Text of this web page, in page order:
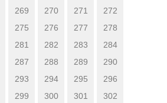
269 270 271
272
275 276 277
278
281 282 283
284
287 288 289
290
293 294 295
296
299 300 301
302